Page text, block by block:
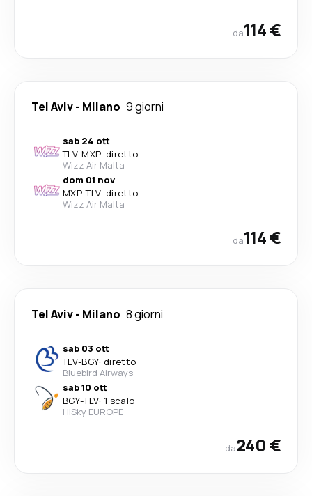
da114 €
Tel Aviv- Milano 9 giorni
sab 24 ott
TLV-MXP· diretto
Wizz Air Malta
dom 01 nov
MXP-TLV· diretto
Wizz Air Malta
da114 €
Tel Aviv- Milano 8 giorni
sab 03 ott
TLV-BGY· diretto
Bluebird Airways
sab 10 ott
BGY-TLV· 1 scalo
HiSky EUROPE
da240 €